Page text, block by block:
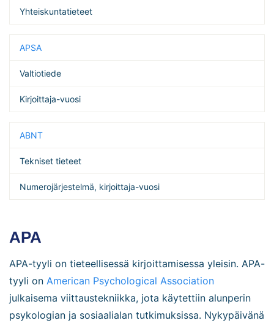
Yhteiskuntatieteet
APSA
Valtiotiede
Kirjoittaja-vuosi
ABNT
Tekniset tieteet
Numerojärjestelmä, kirjoittaja-vuosi
APA
APA-tyyli on tieteellisessä kirjoittamisessa yleisin. APA-
tyyli on American Psychological Association
julkaisema viittaustekniikka, jota käytettiin alunperin
psykologian ja sosiaalialan tutkimuksissa. Nykypäivänä